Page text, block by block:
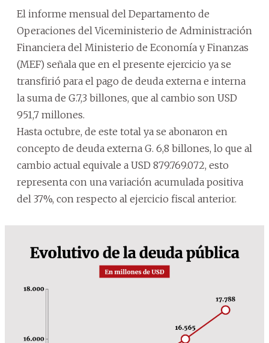
El informe mensual del Departamento de
Operaciones del Viceministerio de Administración
Financiera del Ministerio de Economía y Finanzas
(MEF) señala que en el presente ejercicio ya se
transfirió para el pago de deuda externa e interna
la suma de G.7,3 billones, que al cambio son USD
951,7 millones.
Hasta octubre, de este total ya se abonaron en
concepto de deuda externa G. 6,8 billones, lo que al
cambio actual equivale a USD 879.769.072, esto
representa con una variación acumulada positiva
del 37%, con respecto al ejercicio fiscal anterior.